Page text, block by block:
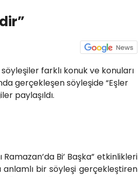
farklı konuk ve konuları
gerçekleşen söyleşide “Eşler
paylaşıldı.
Bi’ Başka” etkinlikleri
anlamlı bir söyleşi gerçekleştiren